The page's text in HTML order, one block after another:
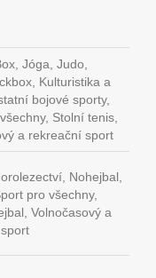
Jóga, Judo,
Kulturistika a
bojové sporty,
Stolní tenis,
a rekreační sport
Nohejbal,
pro všechny,
Volnočasový a